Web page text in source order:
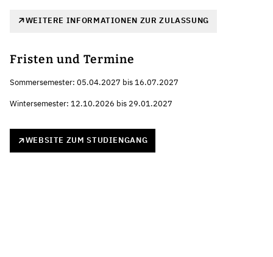
WEITERE INFORMATIONEN ZUR ZULASSUNG
Fristen und Termine
Sommersemester: 05.04.2027 bis 16.07.2027
Wintersemester: 12.10.2026 bis 29.01.2027
WEBSITE ZUM STUDIENGANG